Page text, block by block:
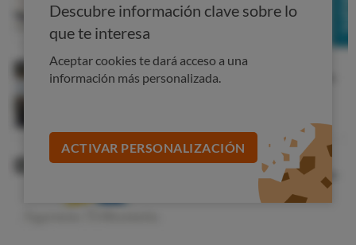
Estas medidas de comercialización pretenden unificar el
mercado hacia una mayor calidad para los clientes. Se
trata de un intento de defender el derecho de los
Descubre información clave sobre lo
que te interesa
Aceptar cookies te dará acceso a una
información más personalizada.
ACTIVAR PERSONALIZACIÓN